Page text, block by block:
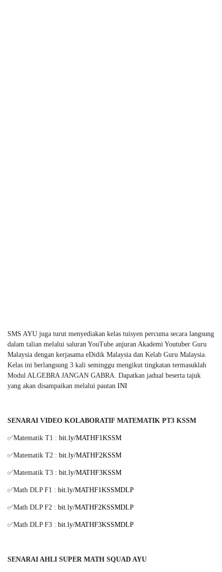
SMS AYU juga turut menyediakan kelas tuisyen percuma secara langsung
dalam talian melalui saluran YouTube anjuran Akademi Youtuber Guru
Malaysia dengan kerjasama eDidik Malaysia dan Kelab Guru Malaysia.
Kelas ini berlangsung 3 kali seminggu mengikut tingkatan termasuklah
Modul ALGEBRA JANGAN GABRA. Dapatkan jadual beserta tajuk
yang akan disampaikan melalui pautan INI
SENARAI VIDEO KOLABORATIF MATEMATIK PT3 KSSM
✅Matematik T1 : bit.ly/MATHF1KSSM
✅Matematik T2 : bit.ly/MATHF2KSSM
✅Matematik T3 : bit.ly/MATHF3KSSM
✅Math DLP F1 : bit.ly/MATHF1KSSMDLP
✅Math DLP F2 : bit.ly/MATHF2KSSMDLP
✅Math DLP F3 : bit.ly/MATHF3KSSMDLP
SENARAI AHLI SUPER MATH SQUAD AYU